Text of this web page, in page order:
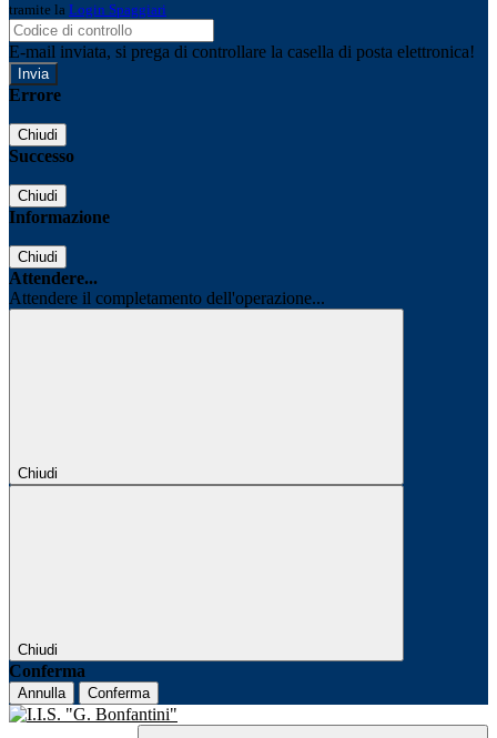
tramite la Login Spaggiari
E-mail inviata, si prega di controllare la casella di posta elettronica!
Errore
Chiudi
Successo
Chiudi
Informazione
Chiudi
Attendere...
Attendere il completamento dell'operazione...
Chiudi
Chiudi
Conferma
Annulla Conferma